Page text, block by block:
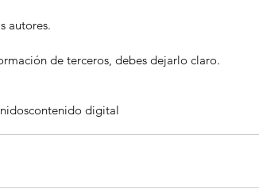
autores.
de terceros, debes dejarlo claro.
contenido digital